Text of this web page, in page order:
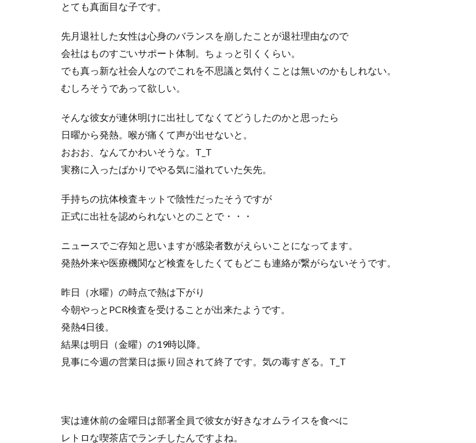
とても真面目な子です。
先月退社した女性は心身のバランスを崩したことが退社理由なので
会社はものすごいサポート体制。ちょっと引くくらい。
でも真っ新な社会人なのでこれを不思議と気付くことは無いのかもしれない。
むしろそうであって欲しい。
そんな彼女が連休明けに出社してなくてどうしたのかと思ったら
日曜から発熱。喉が痛くて声が出せないと。
おおお、なんてかわいそうな。T_T
実務に入ったばかりでやる気に溢れていた矢先。
手持ちの抗体検査キットで陰性だったそうですが
正式に出社を認められないとのことで・・・
ニュースでご存知と思いますが感染者数がえらいことになってます。
発熱外来や医療機関など検査をしたくてもどこも連絡が繋がらないそうです。
昨日（水曜）の時点で熱は下がり
今朝やっとPCR検査を受けることが出来たようです。
発熱4日後。
結果は明日（金曜）の19時以降。
見事に今週の営業日は振り回されて終了です。気の毒すぎる。T_T
実は連休前の金曜日は部署全員で彼女が好きなオムライスを食べに
レトロな喫茶店でランチしたんですよね。